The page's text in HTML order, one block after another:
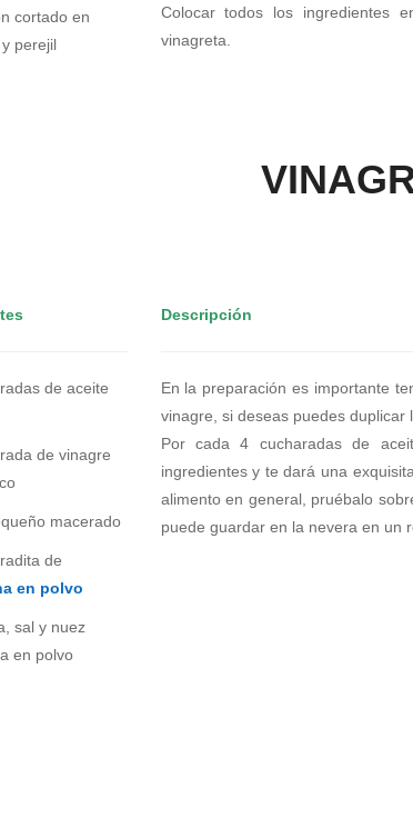
cortado en
perejil
Colocar todos los ingredientes
vinagreta.
de aceite
de vinagre
macerado
de
en polvo
sal y nuez
en polvo
Descripción
En la preparación es importante
vinagre, si deseas puedes duplicar
Por cada 4 cucharadas de
ingredientes y te dará una
alimento en general, pruébalo
puede guardar en la nevera en un